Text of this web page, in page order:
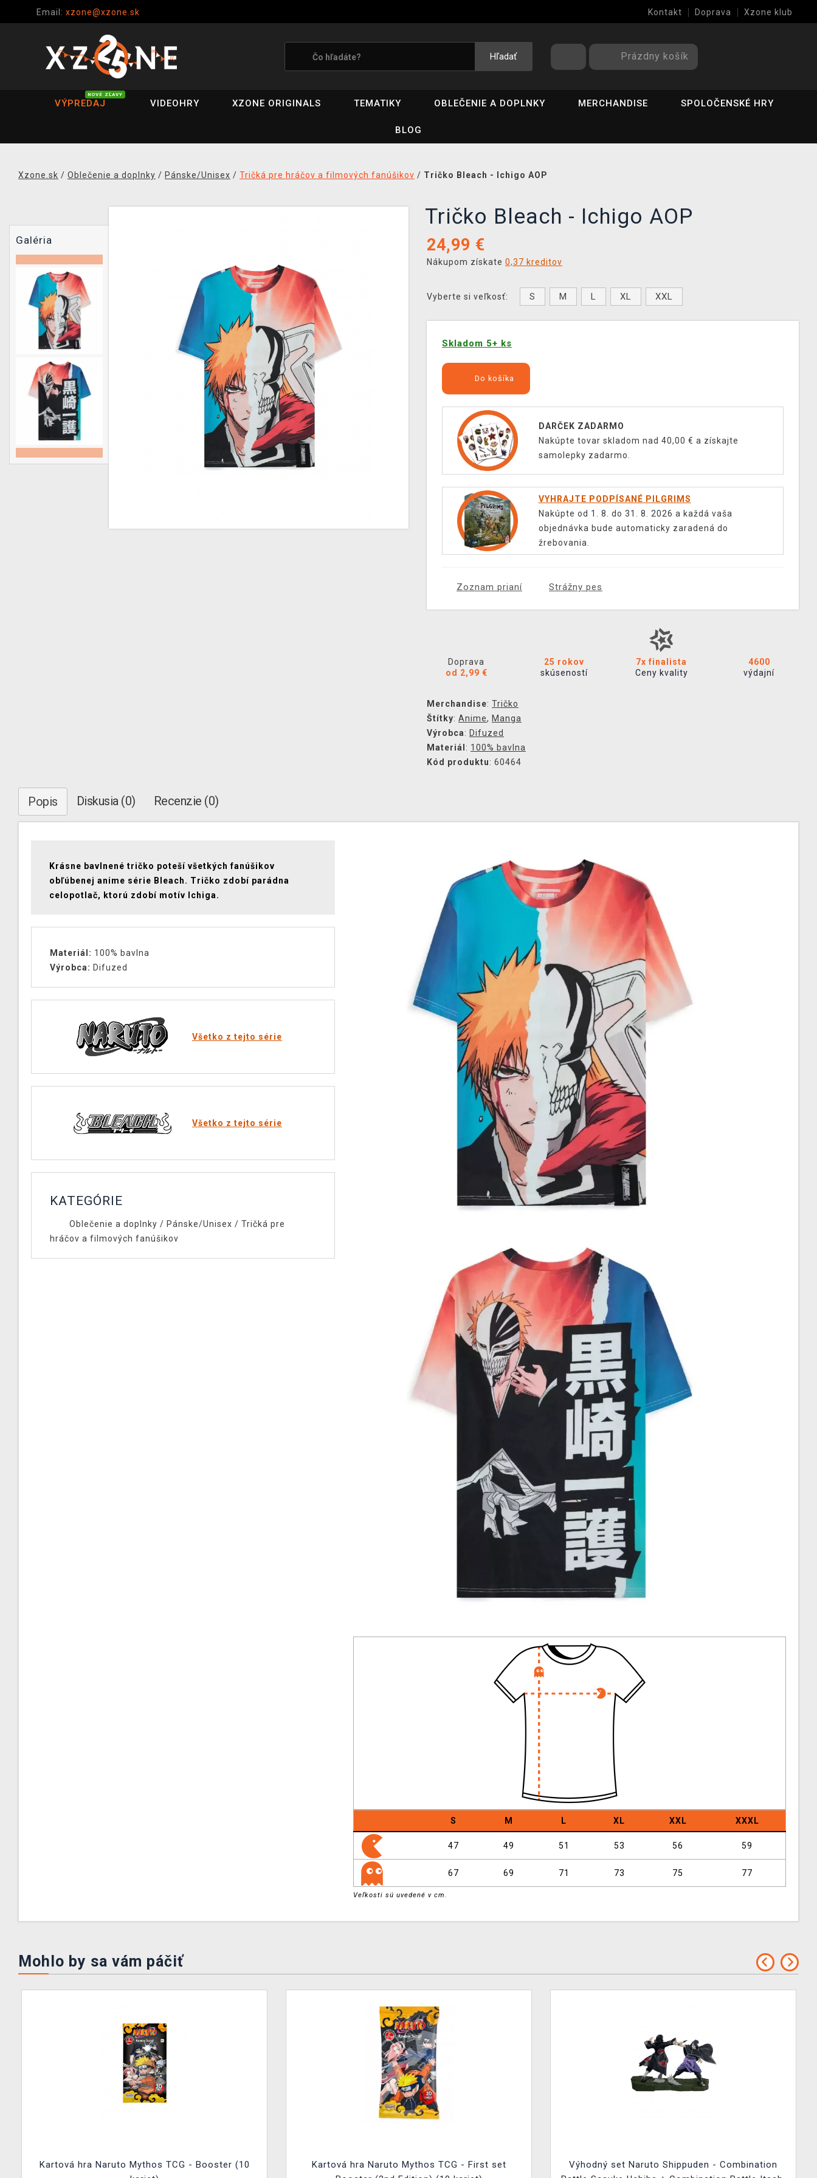
Email: xzone@xzone.sk Kontakt Doprava Xzone klub
Hľadať Prázdny košík
VÝPREDAJ
NOVÉ ZĽAVY
VIDEOHRY XZONE ORIGINALS TEMATIKY OBLEČENIE A DOPLNKY MERCHANDISE SPOLOČENSKÉ HRY
BLOG
Xzone.sk / Oblečenie a doplnky / Pánske/Unisex / Tričká pre hráčov a filmových fanúšikov / Tričko Bleach - Ichigo AOP
Galéria
Tričko Bleach - Ichigo AOP
24,99 €
Nákupom získate 0,37 kreditov
Vyberte si veľkosť: S M L XL XXL
Skladom 5+ ks
Do košíka
DARČEK ZADARMO
Nakúpte tovar skladom nad 40,00 € a získajte
samolepky zadarmo.
VYHRAJTE PODPÍSANÉ PILGRIMS
Nakúpte od 1. 8. do 31. 8. 2026 a každá vaša
objednávka bude automaticky zaradená do
žrebovania.
Zoznam prianí Strážny pes
Doprava
od 2,99 €
25 rokov
skúseností
7x finalista
Ceny kvality
4600
výdajní
Merchandise: Tričko
Štítky: Anime, Manga
Výrobca: Difuzed
Materiál : 100% bavlna
Kód produktu: 60464
Popis Diskusia (0) Recenzie (0)
Krásne bavlnené tričko poteší všetkých fanúšikov
obľúbenej anime série Bleach. Tričko zdobí parádna
celopotlač, ktorú zdobí motív Ichiga.
Materiál: 100% bavlna
Výrobca: Difuzed
Všetko z tejto série
Všetko z tejto série
KATEGÓRIE
Oblečenie a doplnky / Pánske/Unisex / Tričká pre
hráčov a filmových fanúšikov
S M L XL XXL XXXL
47 49 51 53 56 59
67 69 71 73 75 77
Veľkosti sú uvedené v cm.
Mohlo by sa vám páčiť
Kartová hra Naruto Mythos TCG - Booster (10
Kartová hra Naruto Mythos TCG - First set
Výhodný set Naruto Shippuden - Combination